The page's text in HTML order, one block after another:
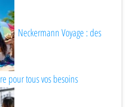
Neckermann Voyage : des
pour tous vos besoins